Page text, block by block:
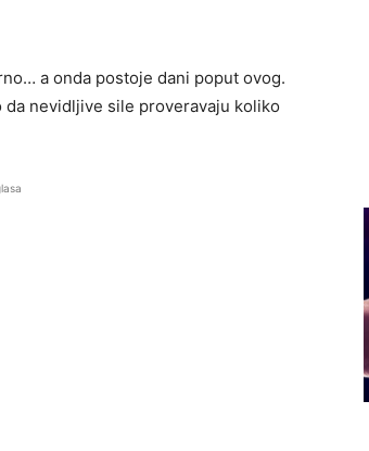
a onda postoje dani poput ovog.
da nevidljive sile proveravaju koliko